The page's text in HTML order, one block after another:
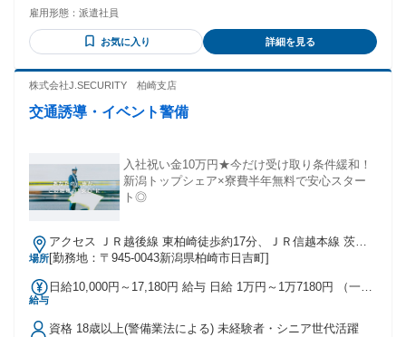
雇用形態： 派遣社員
お気に入り 詳細を見る
株式会社J.SECURITY 柏崎支店
交通誘導・イベント警備
入社祝い金10万円★今だけ受け取り条件緩和！
新潟トップシェア×寮費半年無料で安心スター
ト◎
場所
アクセス ＪＲ越後線 東柏崎徒歩約17分、ＪＲ信越本線 茨目
出入口2徒歩約23分、ＪＲ越後線 柏崎徒歩約28分 東柏崎駅よ
[勤務地：〒945-0043新潟県柏崎市日吉町]
給与
日給10,000円～17,180円 給与 日給 1万円～1万7180円 （一律
出勤は割増し金額支給 ※燃料費支給（距離計算＋遠方手当有
資格 18歳以上(警備業法による) 未経験者・シニア世代活躍